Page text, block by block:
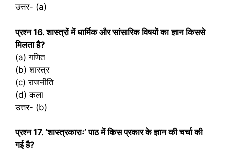
उत्तर- (a)
प्रश्‍न 16. शास्त्रों में धार्मिक और सांसारिक विषयों का ज्ञान किससे
मिलता है?
(a) गणित
(b) शास्त्र
(c) राजनीति
(d) कला
उत्तर- (b)
प्रश्‍न 17. ‘शास्त्रकाराः’ पाठ में किस प्रकार के ज्ञान की चर्चा की
गई है?